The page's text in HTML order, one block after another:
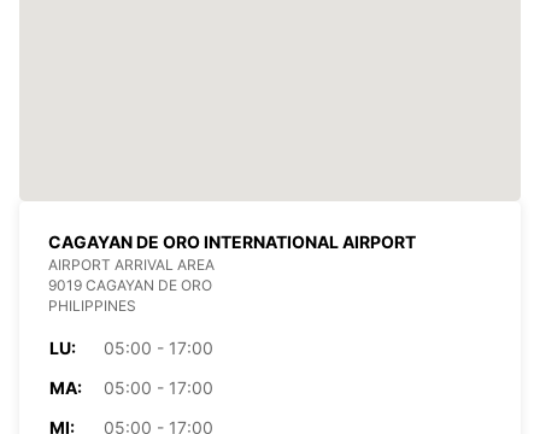
CAGAYAN DE ORO INTERNATIONAL AIRPORT
AIRPORT ARRIVAL AREA
9019 CAGAYAN DE ORO
PHILIPPINES
LU:
05:00 - 17:00
MA:
05:00 - 17:00
MI:
05:00 - 17:00